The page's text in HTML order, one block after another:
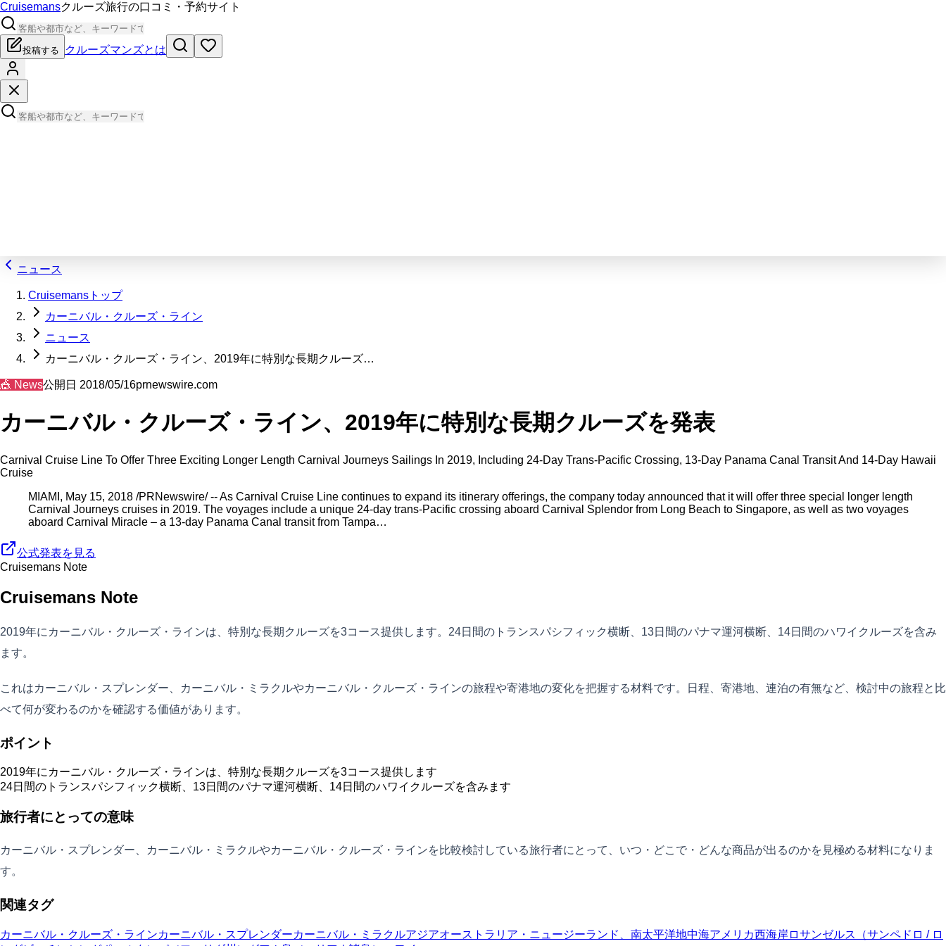
Cruisemansクルーズ旅行の口コミ・予約サイト
投稿する クルーズマンズとは
ニュース
Cruisemansトップ
カーニバル・クルーズ・ライン
ニュース
カーニバル・クルーズ・ライン、2019年に特別な長期クルーズ…
🎪 News公開日 2018/05/16prnewswire.com
カーニバル・クルーズ・ライン、2019年に特別な長期クルーズを発表
Carnival Cruise Line To Offer Three Exciting Longer Length Carnival Journeys Sailings In 2019, Including 24-Day Trans-Pacific Crossing, 13-Day Panama Canal Transit And 14-Day Hawaii
Cruise
MIAMI, May 15, 2018 /PRNewswire/ -- As Carnival Cruise Line continues to expand its itinerary offerings, the company today announced that it will offer three special longer length
Carnival Journeys cruises in 2019. The voyages include a unique 24-day trans-Pacific crossing aboard Carnival Splendor from Long Beach to Singapore, as well as two voyages
aboard Carnival Miracle – a 13-day Panama Canal transit from Tampa…
公式発表を見る
Cruisemans Note
Cruisemans Note
2019年にカーニバル・クルーズ・ラインは、特別な長期クルーズを3コース提供します。24日間のトランスパシフィック横断、13日間のパナマ運河横断、14日間のハワイクルーズを含み
ます。
これはカーニバル・スプレンダー、カーニバル・ミラクルやカーニバル・クルーズ・ラインの旅程や寄港地の変化を把握する材料です。日程、寄港地、連泊の有無など、検討中の旅程と比
べて何が変わるのかを確認する価値があります。
ポイント
2019年にカーニバル・クルーズ・ラインは、特別な長期クルーズを3コース提供します
24日間のトランスパシフィック横断、13日間のパナマ運河横断、14日間のハワイクルーズを含みます
旅行者にとっての意味
カーニバル・スプレンダー、カーニバル・ミラクルやカーニバル・クルーズ・ラインを比較検討している旅行者にとって、いつ・どこで・どんな商品が出るのかを見極める材料になりま
す。
関連タグ
カーニバル・クルーズ・ラインカーニバル・スプレンダーカーニバル・ミラクルアジアオーストラリア・ニュージーランド、南太平洋地中海アメリカ西海岸 ロサンゼルス（サンペドロ / ロ